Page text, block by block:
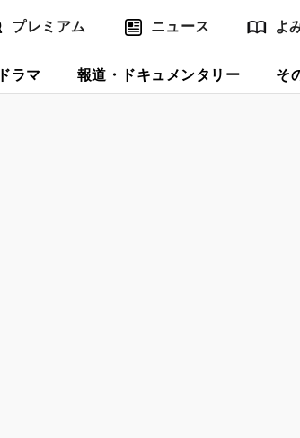
プレミアム ニュース よ
ドラマ 報道・ドキュメンタリー そ